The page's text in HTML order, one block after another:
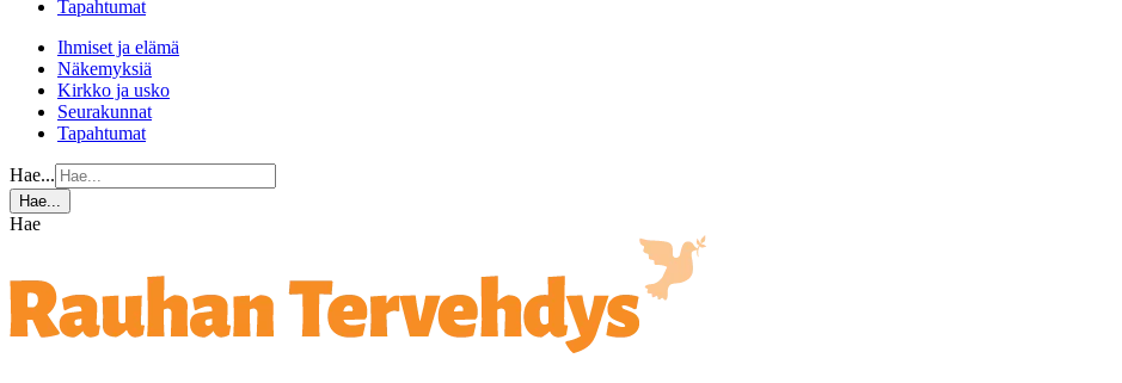
Tapahtumat
Ihmiset ja elämä
Näkemyksiä
Kirkko ja usko
Seurakunnat
Tapahtumat
Hae...
Hae...
Hae